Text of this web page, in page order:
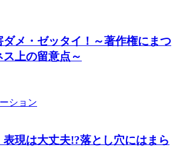
ダメ・ゼッタイ！～著作権にまつ
上の留意点～
ション
表現は大丈夫!?落とし穴にはまら